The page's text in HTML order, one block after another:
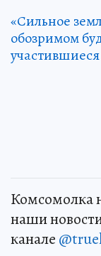
«Сильное
обозримом
Комсомолка
наши
канале